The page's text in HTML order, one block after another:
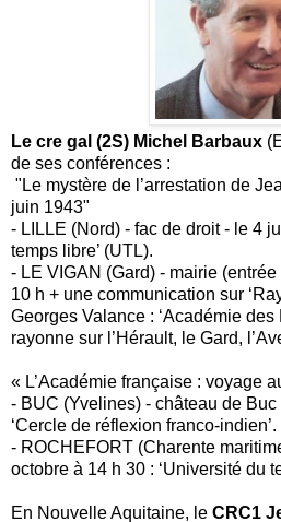
Le cre gal (2S) Michel Barbaux
de ses conférences :
"Le mystère de l’arrestation de
juin 1943"
- LILLE (Nord) - fac de droit - le 4
temps libre’ (UTL).
- LE VIGAN (Gard) - mairie
10 h + une communication sur
Georges Valance : ‘Académie des
rayonne sur l’Hérault, le Gard,
« L’Académie française : voyage
- BUC (Yvelines) - château de
‘Cercle de réflexion franco-indien’.
- ROCHEFORT (Charente
octobre à 14 h 30 : ‘Université du
En Nouvelle Aquitaine, le CRC1